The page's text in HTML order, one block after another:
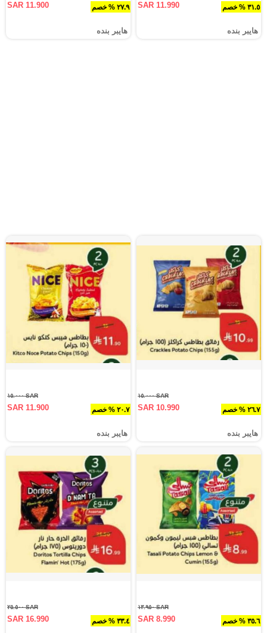
٣١.٥ % خصم SAR 11.990
هايبر بنده
٢٧.٩ % خصم SAR 11.900
هايبر بنده
٢٦.٧ % خصم
SAR ١٥.٠٠٠
SAR 10.990
هايبر بنده
٢٠.٧ % خصم
SAR ١٥.٠٠٠
SAR 11.900
هايبر بنده
٣٥.٦ % خصم
SAR ١٣.٩٥٠
SAR 8.990 ٣٣.٤ % خصم
SAR ٢٥.٥٠٠
SAR 16.990